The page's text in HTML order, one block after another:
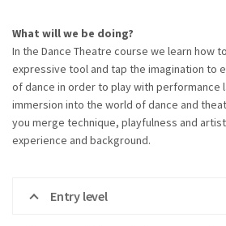
What will we be doing?
In the Dance Theatre course we learn how
expressive tool and tap the imagination to
of dance in order to play with performance
immersion into the world of dance and
you merge technique, playfulness and
experience and background.
Entry level